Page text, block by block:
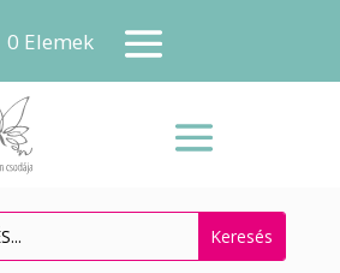
0 Elemek